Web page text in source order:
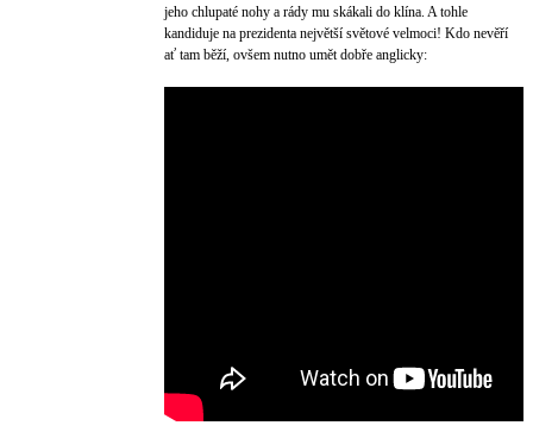
jeho chlupaté nohy a rády mu skákali do klína. A tohle
kandiduje na prezidenta největší světové velmoci! Kdo nevěří
ať tam běží, ovšem nutno umět dobře anglicky: